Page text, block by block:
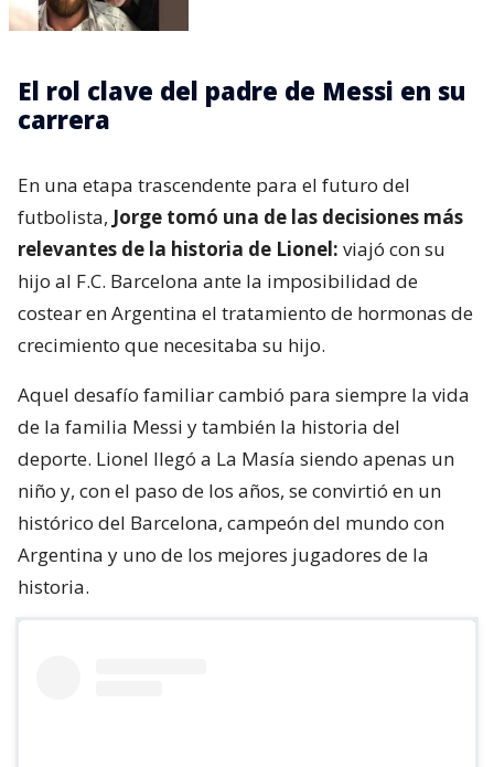
El rol clave del padre de Messi en su
carrera
En una etapa trascendente para el futuro del
futbolista, Jorge tomó una de las decisiones más
relevantes de la historia de Lionel: viajó con su
hijo al F.C. Barcelona ante la imposibilidad de
costear en Argentina el tratamiento de hormonas de
crecimiento que necesitaba su hijo.
Aquel desafío familiar cambió para siempre la vida
de la familia Messi y también la historia del
deporte. Lionel llegó a La Masía siendo apenas un
niño y, con el paso de los años, se convirtió en un
histórico del Barcelona, campeón del mundo con
Argentina y uno de los mejores jugadores de la
historia.